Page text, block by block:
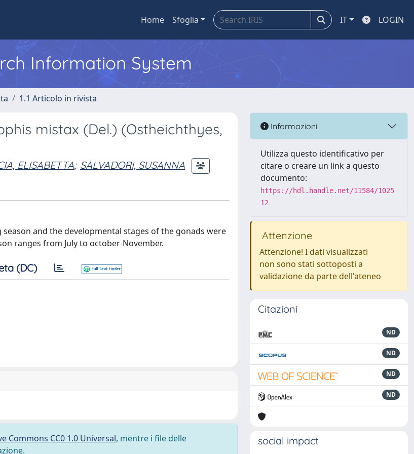
Home Sfoglia IT LOGIN
Information System
1.1 Articolo in rivista
mistax (Del.) (Ostheichthyes,
ELISABETTA; SALVADORI, SUSANNA
and the developmental stages of the gonads were
ranges from July to october-November.
(DC)
Commons CC0 1.0 Universal, mentre i file delle
Informazioni
Utilizza questo identificativo per
citare o creare un link a questo
documento:
https://hdl.handle.net/11584/1025
12
Attenzione
Attenzione! I dati visualizzati
non sono stati sottoposti a
validazione da parte dell'ateneo
Citazioni
ND
ND
ND
ND
social impact